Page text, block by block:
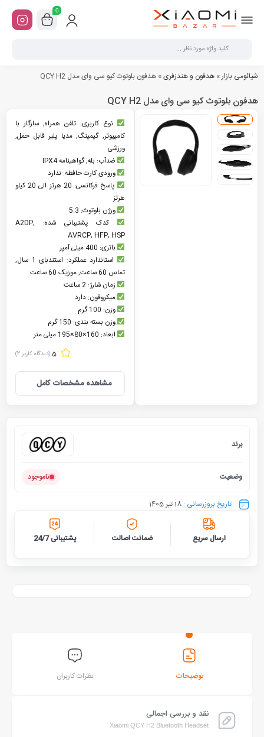
0
شیائومی بازار» هدفون و هندزفری» هدفون بلوتوث کیو سی وای مدل QCY H2
هدفون بلوتوث کیو سی وای مدل QCY H2
نوع کاربری: تلفن همراه, سازگار با
کامپیوتر, گیمینگ, مدیا پلیر قابل حمل,
ورزشی
ضدآب: بله, گواهینامه IPX4
ورودی کارت حافظه: ندارد
پاسخ فرکانسی: 20 هرتز الی 20 کیلو
هرتز
ورژن بلوتوث: 5.3
کدک پشتیبانی شده: A2DP,
AVRCP, HFP, HSP
باتری: 400 میلی آمپر
استاندارد عملکرد: استندبای 1 سال,
تماس 60 ساعت, موزیک 60 ساعت
زمان شارژ: 2 ساعت
میکروفون: دارد
وزن: 100 گرم
وزن بسته بندی: 150 گرم
ابعاد: 160×80×195 میلی متر
5 (دیدگاه کاربر2
)
مشاهده مشخصات کامل
برند
وضعیت ناموجود
تاریخ بروزرسانی : 18 تیر 1405
ارسال سریع ضمانت اصالت پشتیبانی 24/7
توضیحات نظرات کاربران
نقد و بررسی اجمالی
Xiaomi QCY H2 Bluetooth Headset